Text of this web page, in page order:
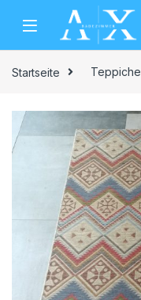
Skip to navigation
Skip to content
Startseite Teppiche